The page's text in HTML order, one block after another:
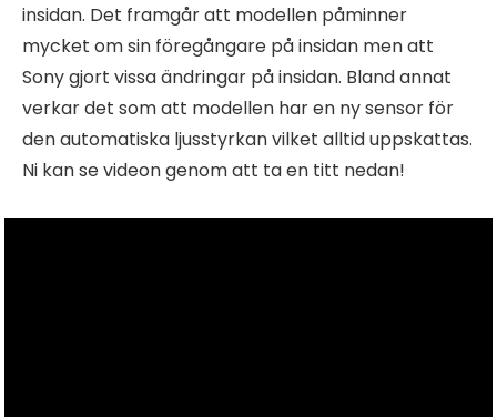
insidan. Det framgår att modellen påminner
mycket om sin föregångare på insidan men att
Sony gjort vissa ändringar på insidan. Bland annat
verkar det som att modellen har en ny sensor för
den automatiska ljusstyrkan vilket alltid uppskattas.
Ni kan se videon genom att ta en titt nedan!